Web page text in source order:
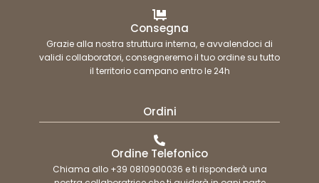
Consegna
Grazie alla nostra struttura interna, e avvalendoci di
validi collaboratori, consegneremo il tuo ordine su tutto
il territorio campano entro le 24h
Ordini
Ordine Telefonico
Chiama allo +39 0810900036 e ti risponderà una